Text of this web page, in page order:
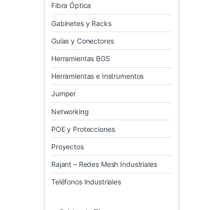
Fibra Óptica
Gabinetes y Racks
Guías y Conectores
Herramientas BGS
Herramientas e Instrumentos
Jumper
Networking
POE y Protecciones
Proyectos
Rajant – Redes Mesh Industriales
Teléfonos Industriales